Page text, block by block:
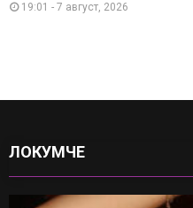
19:01 - 7 август, 2026
ЛОКУМЧЕ